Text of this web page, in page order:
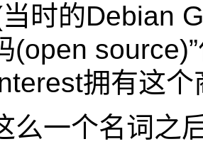
时的Debian
(open
拥有这个
么一个名词之